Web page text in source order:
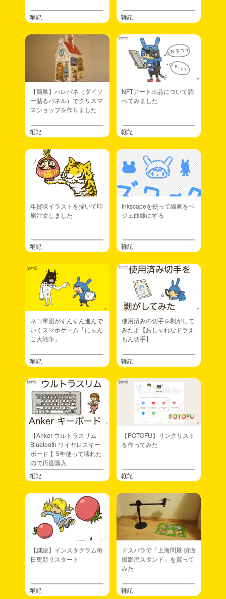
雑記 雑記
【簡単】ハレパネ（ダイソ
ー貼るパネル）でクリスマ
スショップを作りました
雑記
NFTアート出品について調
べてみました
雑記
年賀状イラストを描いて印
刷注文しました
雑記
Inkscapeを使って線画をベ
ジェ曲線にする
雑記
ネコ軍団がずんずん進んで
いくスマホゲーム「にゃん
こ大戦争」
雑記
使用済みの切手を剥がして
みたよ【おしゃれなドラえ
もん切手】
雑記
【Anker ウルトラスリム
Bluetooth ワイヤレスキー
ボード 】5年使って壊れた
ので再度購入
雑記
【POTOFU】リンクリスト
を作ってみた
雑記
【継続】インスタグラム毎
日更新リスタート
雑記
ドスパラで「上海問屋 俯瞰
撮影用スタンド」を買って
みた
雑記